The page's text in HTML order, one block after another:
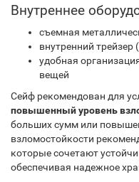
Внутреннее
съемная
внутренний трейзер
удобная
вещей
Сейф рекомендован для
повышенный уровень
больших сумм или
взломостойкости
которые сочетают
обеспечивая надежное